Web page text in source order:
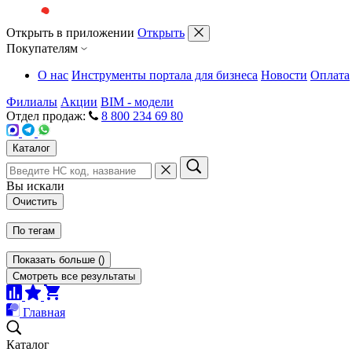
Открыть в приложении Открыть
Покупателям
О нас Инструменты портала для бизнеса Новости Оплата
Филиалы Акции BIM - модели
Отдел продаж:
8 800 234 69 80
Каталог
Вы искали
Очистить
По тегам
Показать больше ()
Смотреть все результаты
Главная
Каталог